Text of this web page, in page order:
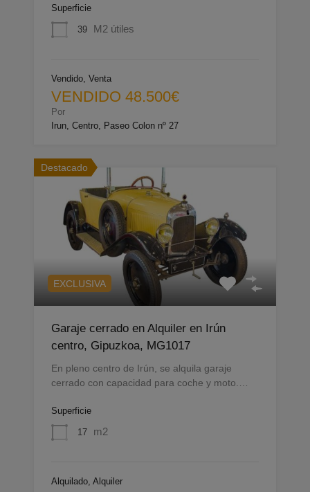
Superficie
39 M2 útiles
Vendido, Venta
VENDIDO 48.500€
Por
Irun, Centro, Paseo Colon nº 27
Destacado
EXCLUSIVA
Garaje cerrado en Alquiler en Irún
centro, Gipuzkoa, MG1017
En pleno centro de Irún, se alquila garaje
cerrado con capacidad para coche y moto.…
Superficie
17 m2
Alquilado, Alquiler